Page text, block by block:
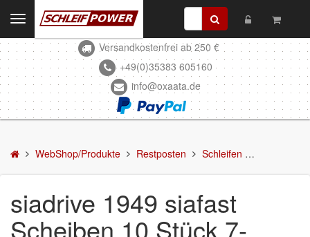
Kontakt
WebShop/Produkte
Schleifmittel
Kleben & Beschichten
Spachteln
Toggle
navigation Versandkostenfrei ab 250 €
+49(0)35383 605160
info@oxaata.de
WebShop/Produkte Restposten Schleifen
siadrive 1949 siafast
Scheiben 10 Stück 7-